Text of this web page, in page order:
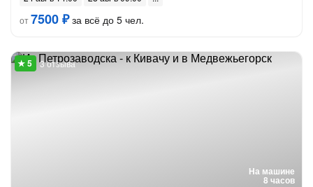
от7500 ₽за всё до 5 чел.
На машине
8 часов
3 отзыва